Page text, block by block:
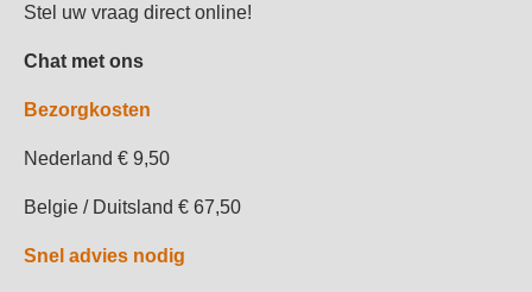
Stel uw vraag direct online!
Chat met ons
Bezorgkosten
Nederland € 9,50
Belgie / Duitsland € 67,50
Snel advies nodig